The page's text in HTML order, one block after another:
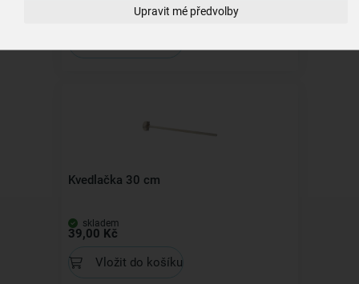
Upravit mé předvolby
Kvedlačka 30 cm
skladem
39,00 Kč
Vložit do košíku